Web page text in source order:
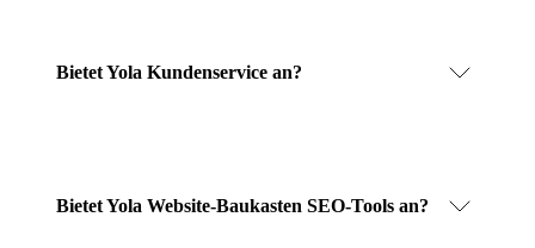
Bietet Yola Kundenservice an?
Bietet Yola Website-Baukasten SEO-Tools an?